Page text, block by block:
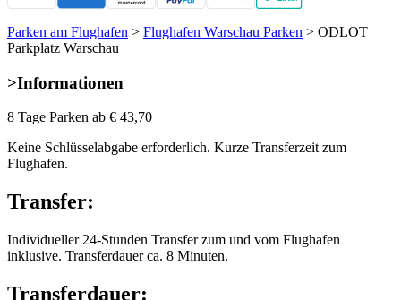
Parken am Flughafen > Flughafen Warschau Parken > ODLOT
Parkplatz Warschau
>Informationen
8 Tage Parken ab € 43,70
Keine Schlüsselabgabe erforderlich. Kurze Transferzeit zum
Flughafen.
Transfer:
Individueller 24-Stunden Transfer zum und vom Flughafen
inklusive. Transferdauer ca. 8 Minuten.
Transferdauer: